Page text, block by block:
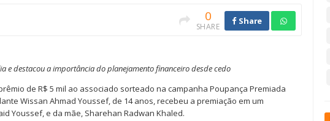
0
SHARE
Share
e destacou a importância do planejamento financeiro desde cedo
de R$ 5 mil ao associado sorteado na campanha Poupança Premiada
Wissan Ahmad Youssef, de 14 anos, recebeu a premiação em um
Youssef, e da mãe, Sharehan Radwan Khaled.